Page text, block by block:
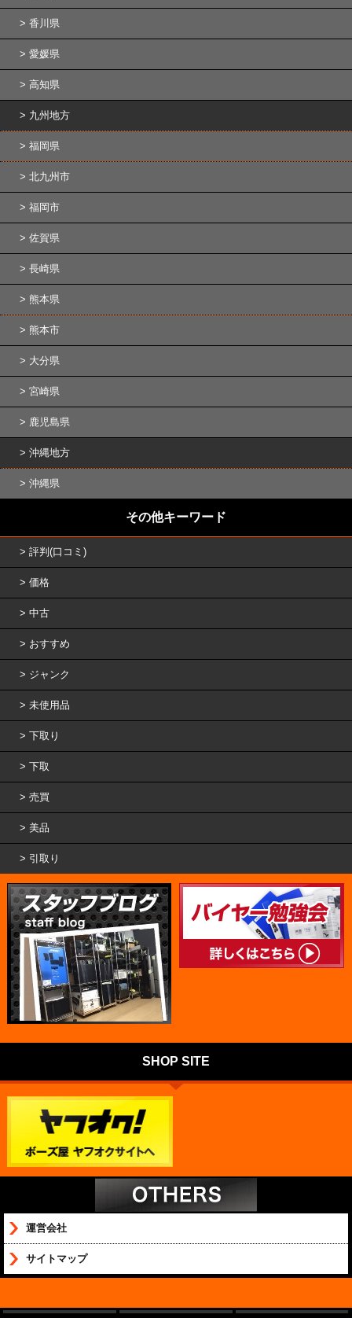
香川県
愛媛県
高知県
九州地方
福岡県
北九州市
福岡市
佐賀県
長崎県
熊本県
熊本市
大分県
宮崎県
鹿児島県
沖縄地方
沖縄県
その他キーワード
評判(口コミ)
価格
中古
おすすめ
ジャンク
未使用品
下取り
下取
売買
美品
引取り
SHOP SITE
運営会社
サイトマップ